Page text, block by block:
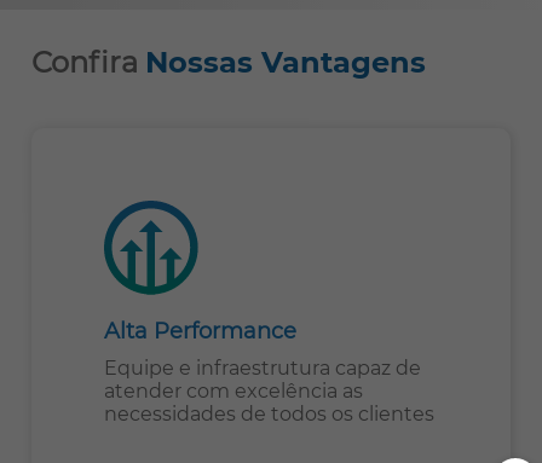
Confira Nossas Vantagens
Alta Performance
Equipe e infraestrutura capaz de
atender com excelência as
necessidades de todos os clientes